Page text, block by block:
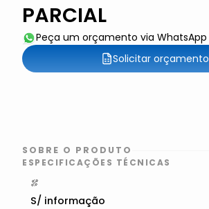
PARCIAL
Peça um orçamento via WhatsApp
Solicitar orçamento
SOBRE O PRODUTO
ESPECIFICAÇÕES TÉCNICAS
S/ informação